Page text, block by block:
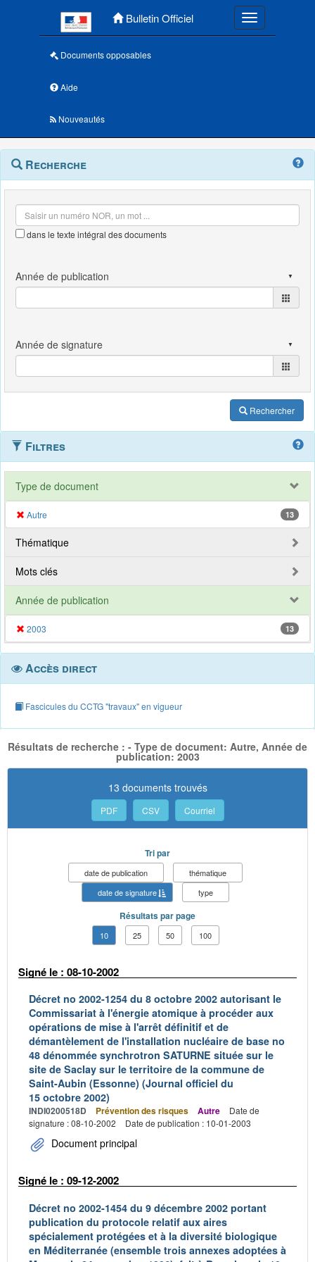
Bulletin Officiel Toggle
Documents opposables
Aide
Nouveautés
Navigation
outils
Menu
contextuel
Recherche
dans le texte intégral des documents
Rechercher
Filtres
Type de document
Autre 13
Thématique
Mots clés
Année de publication
2003 13
Accès direct
Fascicules du CCTG "travaux" en vigueur
Résultats de recherche : - Type de document: Autre, Année de
publication: 2003
13 documents trouvés
PDF CSV Courriel
Tri par
date de publication
thématique
date de signature
type
Résultats par page
10 25 50 100
Signé le : 08-10-2002
Décret no 2002-1254 du 8 octobre 2002 autorisant le
Commissariat à l'énergie atomique à procéder aux
opérations de mise à l'arrêt définitif et de
démantèlement de l'installation nucléaire de base no
48 dénommée synchrotron SATURNE située sur le
site de Saclay sur le territoire de la commune de
Saint-Aubin (Essonne) (Journal officiel du
15 octobre 2002)
INDI0200518D Prévention des risques Autre
Date de
signature : 08-10-2002
Date de publication : 10-01-2003
Document principal
Signé le : 09-12-2002
Décret no 2002-1454 du 9 décembre 2002 portant
publication du protocole relatif aux aires
spécialement protégées et à la diversité biologique
en Méditerranée (ensemble trois annexes adoptées à